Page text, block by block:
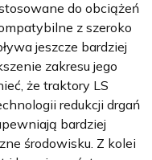
do obciążeń
z szeroko
jeszcze bardziej
zakresu jego
że traktory LS
redukcji drgań
bardziej
środowisku. Z kolei